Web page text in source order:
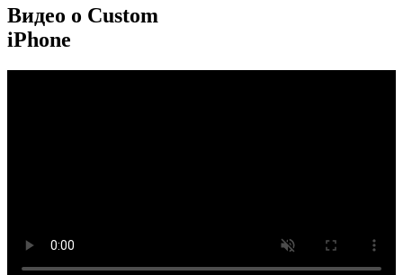
Видео о Custom
iPhone